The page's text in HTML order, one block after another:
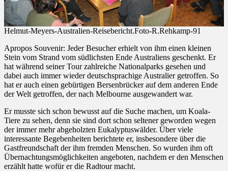
Helmut-Meyers-Australien-Reisebericht.Foto-R.Rehkamp-91
Apropos Souvenir: Jeder Besucher erhielt von ihm einen kleinen
Stein vom Strand vom südlichsten Ende Australiens geschenkt. Er
hat während seiner Tour zahlreiche Nationalparks gesehen und
dabei auch immer wieder deutschsprachige Australier getroffen. So
hat er auch einen gebürtigen Bersenbrücker auf dem anderen Ende
der Welt getroffen, der nach Melbourne ausgewandert war.
Er musste sich schon bewusst auf die Suche machen, um Koala-
Tiere zu sehen, denn sie sind dort schon seltener geworden wegen
der immer mehr abgeholzten Eukalyptuswälder. Über viele
interessante Begebenheiten berichtete er, insbesondere über die
Gastfreundschaft der ihm fremden Menschen. So wurden ihm oft
Übernachtungsmöglichkeiten angeboten, nachdem er den Menschen
erzählt hatte wofür er die Radtour macht.